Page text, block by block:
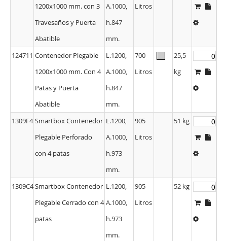
1200x1000 mm. con 3
Travesaños y Puerta
Abatible
A.1000,
h.847
mm.
Litros
124711 Contenedor Plegable
1200x1000 mm. Con 4
Patas y Puerta
Abatible
L.1200,
A.1000,
h.847
mm.
700
Litros
25,5
kg
1309F4 Smartbox Contenedor
Plegable Perforado
con 4 patas
L.1200,
A.1000,
h.973
mm.
905
Litros
51 kg
1309C4Smartbox Contenedor
Plegable Cerrado con 4
patas
L.1200,
A.1000,
h.973
mm.
905
Litros
52 kg